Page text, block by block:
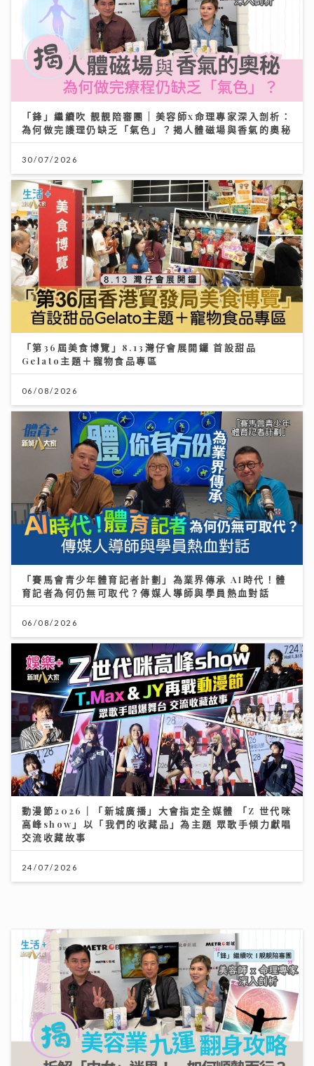
「鋒」繼續吹 靚靚陪審團 | 美容師x命理專家深入剖析：
為何做完護理仍缺乏「氣色」？揭人體磁場與香氣的奧秘
30/07/2026
「第36屆美食博覽」8.13灣仔會展開鑼 首設甜品
Gelato主題＋寵物食品專區
06/08/2026
「賽馬會青少年體育記者計劃」為業界傳承 AI時代！體
育記者為何仍無可取代？傳媒人導師與學員熱血對話
06/08/2026
動漫節2026｜「新城廣播」大會指定全媒體 「Z 世代咪
高峰show」以「我們的收藏品」為主題 眾歌手傾力獻唱
交流收藏故事
24/07/2026
「鋒」繼續吹 靚靚陪審團 | 美容業九運翻身攻略 美容師